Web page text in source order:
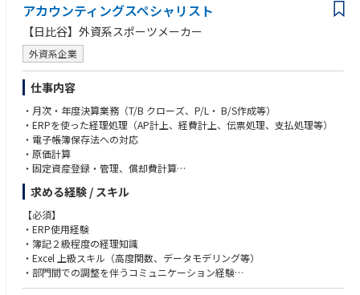
□レポーティング・関係部門連携
月次を中心とした各種レポート作成を行い、事業部門・経理部門・関連部
署と連携しながら、意思決定に必要な情報をタイムリーに提供します。状
況に応じて、海外拠点との情報連携が発生します。
□重要分析・意思決定支援
経営層向けのレポート作成、各種施策の収益性シミュレーション、事業課
題の整理・分析などを通じて、経営判断を数値面から支援します。
◆本ポジションの魅力
企業の将来を見据えた意思決定を数値面から支えることが主な役割です。
日々の管理会計実務を通じて事業理解を深めながら、国内だけでなく海外
拠点も含めた事業運営に関わることができます。経営の意思決定を数字で
支え、会社の成長に直接貢献できることに加え、将来的には事業推進や体
制構築・改善、戦略的なテーマにも関与できる点が、このポジションのや
りがいです。
アカウンティングスペシャリスト
【日比谷】外資系スポーツメーカー
外資系企業
仕事内容
・月次・年度決算業務（T/B クローズ、P/L・ B/S作成等）
・ERPを使った経理処理（AP計上、経費計上、伝票処理、支払処理等）
・電子帳簿保存法への対応
・原価計算
・固定資産登録・管理、償却費計算
・会計監査、税務申告のための資料準備 等
・税制改正対応
求める経験 / スキル
【必須】
・ERP使用経験
・簿記２級程度の経理知識
・Excel 上級スキル（高度関数、データモデリング等）
・部門間での調整を伴うコミュニケーション経験
・VBAやPower Automate等の自動化ツールの経験があれば尚可